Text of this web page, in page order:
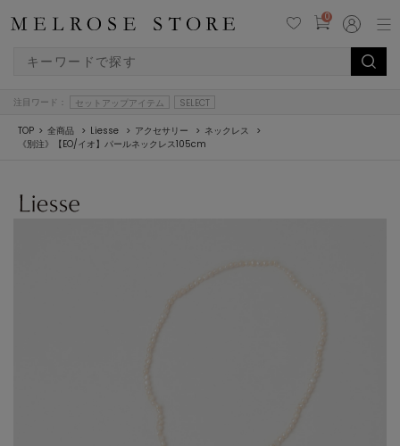
0
注目ワード： セットアップアイテム SELECT
TOP 全商品 Liesse アクセサリー
ネックレス
《別注》【EO/イオ】パールネックレス105cm